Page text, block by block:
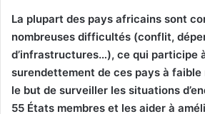
La plupart des pays africains sont
nombreuses difficultés (conflit,
d’infrastructures…), ce qui participe
surendettement de ces pays à faible
le but de surveiller les situations
55 États membres et les aider à